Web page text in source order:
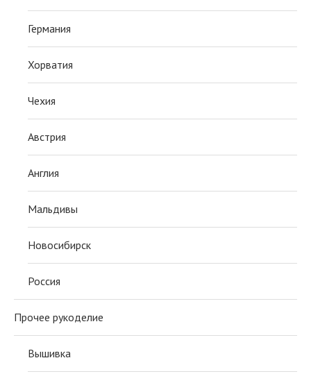
Германия
Хорватия
Чехия
Австрия
Англия
Мальдивы
Новосибирск
Россия
Прочее рукоделие
Вышивка